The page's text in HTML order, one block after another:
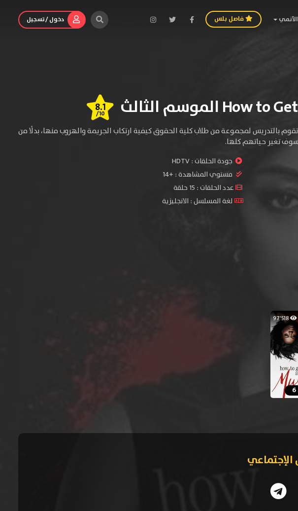
الأنمي فاصل بلس دخول / تسجيل
8.1
/10
بالتدريس لمجموعة من طلاب كلية الحقوق كيفية ارتكاب الجريمة والهروب منها، بدلًا من
تغير حياتهم كلها.
جودة الحلقات :HDTV
مستوي المشاهدة : +14
عدد الحلقات : 15 حلقة
لغة المسلسل : الانجليزية
97٬518
الإجتماعي